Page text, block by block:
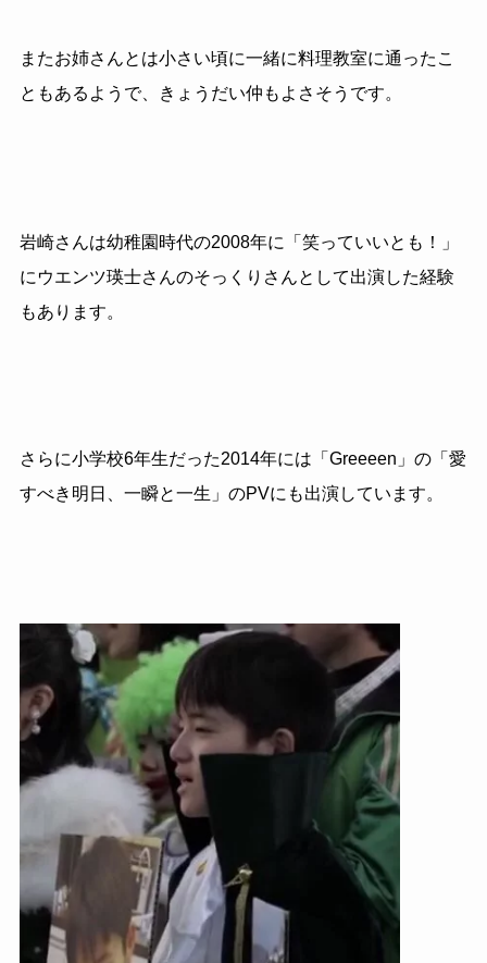
またお姉さんとは小さい頃に一緒に料理教室に通ったこ
ともあるようで、きょうだい仲もよさそうです。
岩崎さんは幼稚園時代の2008年に「笑っていいとも！」
にウエンツ瑛士さんのそっくりさんとして出演した経験
もあります。
さらに小学校6年生だった2014年には「 Greeeen 」の「愛
すべき明日、一瞬と一生」のPVにも出演しています。